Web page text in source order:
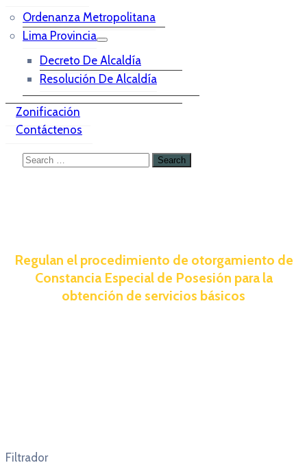
Ordenanza Metropolitana
Lima Provincia
Decreto De Alcaldía
Resolución De Alcaldía
Zonificación
Contáctenos
Regulan el procedimiento de otorgamiento de
Constancia Especial de Posesión para la
obtención de servicios básicos
Filtrador